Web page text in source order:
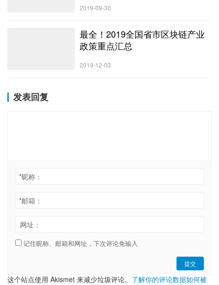
2019-09-30
最全！2019全国省市区块链产业
政策重点汇总
2019-12-03
发表回复
*昵称：
*邮箱：
网址：
记住昵称、邮箱和网址，下次评论免输入
提交
这个站点使用 Akismet 来减少垃圾评论。 了解你的评论数据如何被